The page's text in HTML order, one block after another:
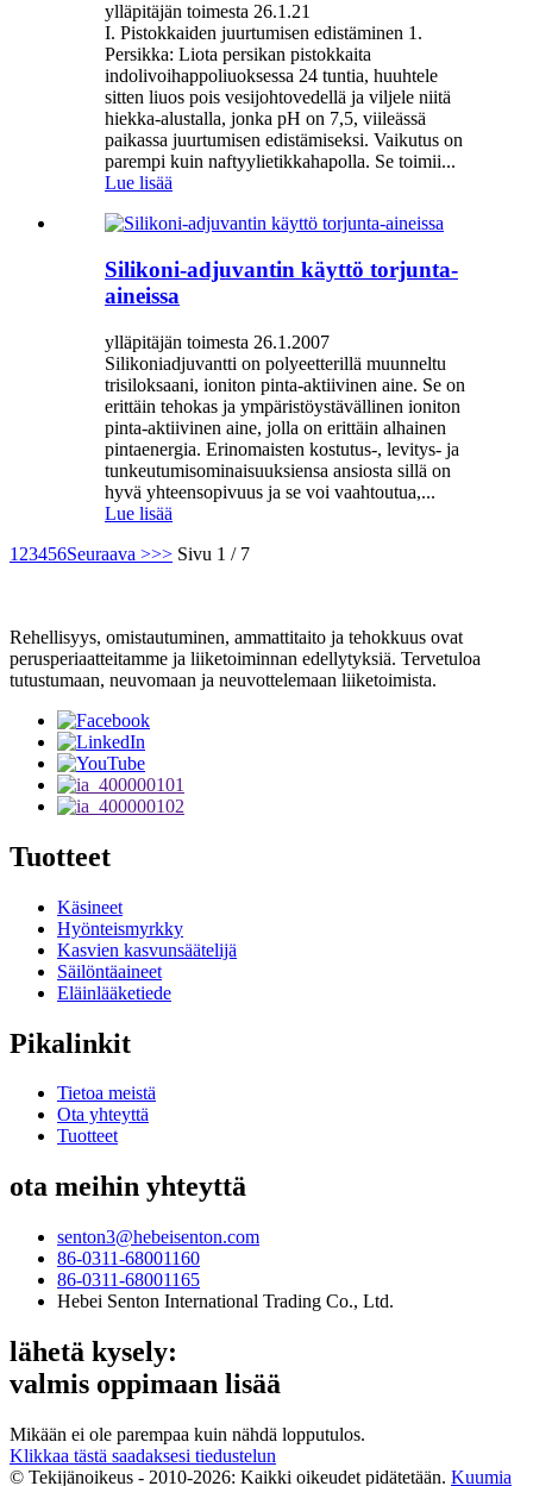
ylläpitäjän toimesta 26.1.21
I. Pistokkaiden juurtumisen edistäminen 1.
Persikka: Liota persikan pistokkaita
indolivoihappoliuoksessa 24 tuntia, huuhtele
sitten liuos pois vesijohtovedellä ja viljele niitä
hiekka-alustalla, jonka pH on 7,5, viileässä
paikassa juurtumisen edistämiseksi. Vaikutus on
parempi kuin naftyylietikkahapolla. Se toimii...
Lue lisää
Silikoni-adjuvantin käyttö torjunta-
aineissa
ylläpitäjän toimesta 26.1.2007
Silikoniadjuvantti on polyeetterillä muunneltu
trisiloksaani, ioniton pinta-aktiivinen aine. Se on
erittäin tehokas ja ympäristöystävällinen ioniton
pinta-aktiivinen aine, jolla on erittäin alhainen
pintaenergia. Erinomaisten kostutus-, levitys- ja
tunkeutumisominaisuuksiensa ansiosta sillä on
hyvä yhteensopivuus ja se voi vaahtoutua,...
Lue lisää
1 23456Seuraava >>> Sivu 1 / 7
Rehellisyys, omistautuminen, ammattitaito ja tehokkuus ovat
perusperiaatteitamme ja liiketoiminnan edellytyksiä. Tervetuloa
tutustumaan, neuvomaan ja neuvottelemaan liiketoimista.
Tuotteet
Käsineet
Hyönteismyrkky
Kasvien kasvunsäätelijä
Säilöntäaineet
Eläinlääketiede
Pikalinkit
Tietoa meistä
Ota yhteyttä
Tuotteet
ota meihin yhteyttä
senton3@hebeisenton.com
86-0311-68001160
86-0311-68001165
Hebei Senton International Trading Co., Ltd.
lähetä kysely:
valmis oppimaan lisää
Mikään ei ole parempaa kuin nähdä lopputulos.
Klikkaa tästä saadaksesi tiedustelun
© Tekijänoikeus - 2010-2026: Kaikki oikeudet pidätetään. Kuumia